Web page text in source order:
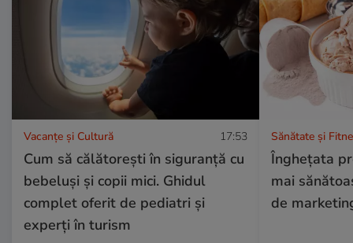
Vacanțe și Cultură 17:53
Cum să călătorești în siguranță cu
bebeluși și copii mici. Ghidul
complet oferit de pediatri și
experți în turism
Sănătate și
Înghețata
mai
de